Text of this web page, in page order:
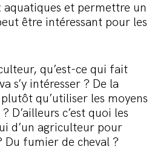
et permettre un
être intéressant pour les
qu’est-ce qui fait
s’y intéresser ? De la
qu’utiliser les moyens
D’ailleurs c’est quoi les
d’un agriculteur pour
Du fumier de cheval ?